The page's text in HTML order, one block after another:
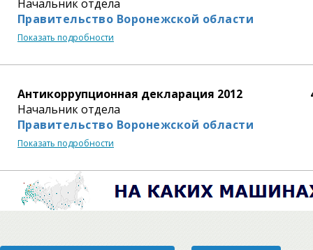
Начальник отдела
Правительство Воронежской области
Показать подробности
Антикоррупционная декларация 2012
Начальник отдела
Правительство Воронежской области
Показать подробности